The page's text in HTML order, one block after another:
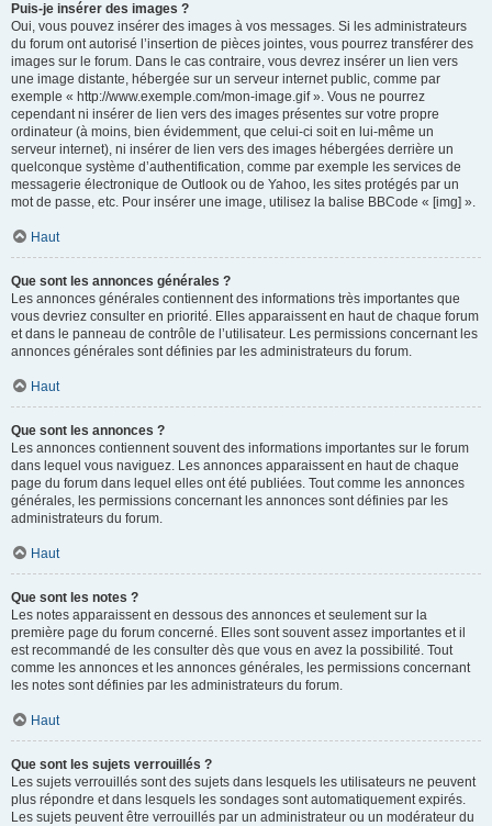
Puis-je insérer des images ?
Oui, vous pouvez insérer des images à vos messages. Si les administrateurs
du forum ont autorisé l’insertion de pièces jointes, vous pourrez transférer des
images sur le forum. Dans le cas contraire, vous devrez insérer un lien vers
une image distante, hébergée sur un serveur internet public, comme par
exemple « http://www.exemple.com/mon-image.gif ». Vous ne pourrez
cependant ni insérer de lien vers des images présentes sur votre propre
ordinateur (à moins, bien évidemment, que celui-ci soit en lui-même un
serveur internet), ni insérer de lien vers des images hébergées derrière un
quelconque système d’authentification, comme par exemple les services de
messagerie électronique de Outlook ou de Yahoo, les sites protégés par un
mot de passe, etc. Pour insérer une image, utilisez la balise BBCode « [img] ».
Haut
Que sont les annonces générales ?
Les annonces générales contiennent des informations très importantes que
vous devriez consulter en priorité. Elles apparaissent en haut de chaque forum
et dans le panneau de contrôle de l’utilisateur. Les permissions concernant les
annonces générales sont définies par les administrateurs du forum.
Haut
Que sont les annonces ?
Les annonces contiennent souvent des informations importantes sur le forum
dans lequel vous naviguez. Les annonces apparaissent en haut de chaque
page du forum dans lequel elles ont été publiées. Tout comme les annonces
générales, les permissions concernant les annonces sont définies par les
administrateurs du forum.
Haut
Que sont les notes ?
Les notes apparaissent en dessous des annonces et seulement sur la
première page du forum concerné. Elles sont souvent assez importantes et il
est recommandé de les consulter dès que vous en avez la possibilité. Tout
comme les annonces et les annonces générales, les permissions concernant
les notes sont définies par les administrateurs du forum.
Haut
Que sont les sujets verrouillés ?
Les sujets verrouillés sont des sujets dans lesquels les utilisateurs ne peuvent
plus répondre et dans lesquels les sondages sont automatiquement expirés.
Les sujets peuvent être verrouillés par un administrateur ou un modérateur du